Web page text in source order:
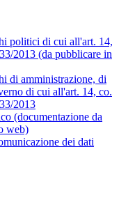
politici di cui all'art. 14,
2013 (da pubblicare in
di amministrazione, di
di cui all'art. 14, co.
2013
(documentazione da
web)
dei dati